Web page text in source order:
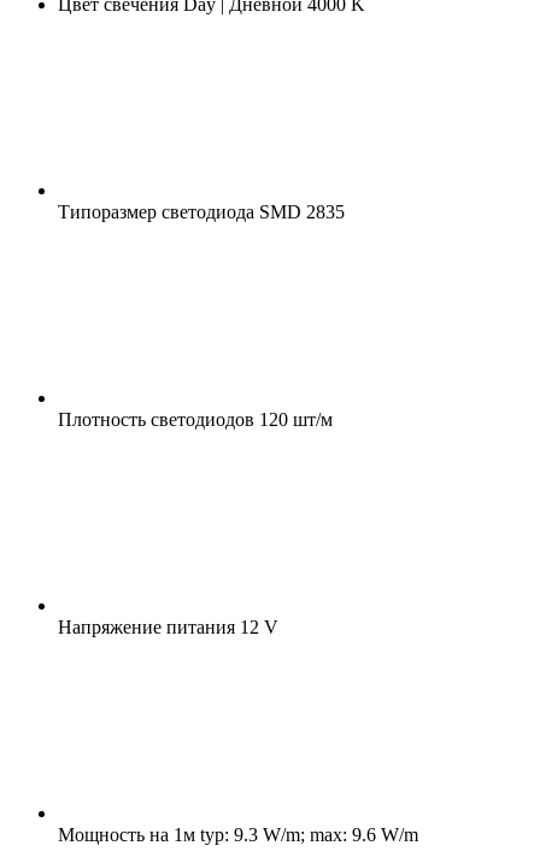
Типоразмер светодиода SMD 2835
Плотность светодиодов 120 шт/м
Напряжение питания 12 V
Мощность на 1м typ: 9.3 W/m; max: 9.6 W/m